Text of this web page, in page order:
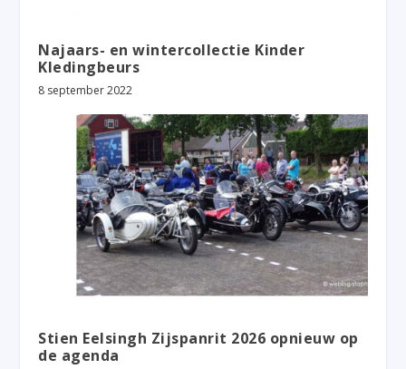
Najaars- en wintercollectie Kinder
Kledingbeurs
8 september 2022
Stien Eelsingh Zijspanrit 2026 opnieuw op
de agenda